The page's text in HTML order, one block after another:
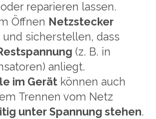
reparieren lassen.
Öffnen Netzstecker
und sicherstellen, dass
(z. B. in
anliegt.
im Gerät können auch
Trennen vom Netz
unter Spannung stehen.